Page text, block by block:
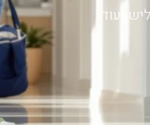
ועוד